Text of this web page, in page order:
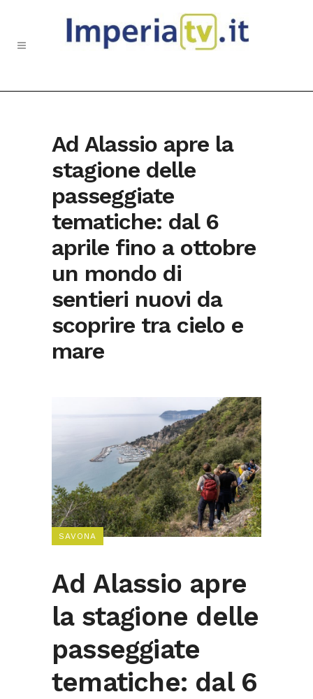
Ad Alassio apre la
stagione delle
passeggiate
tematiche: dal 6
aprile fino a ottobre
un mondo di
sentieri nuovi da
scoprire tra cielo e
mare
SAVONA
Ad Alassio apre
la stagione delle
passeggiate
tematiche: dal 6